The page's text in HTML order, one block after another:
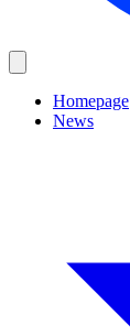
Homepage
News